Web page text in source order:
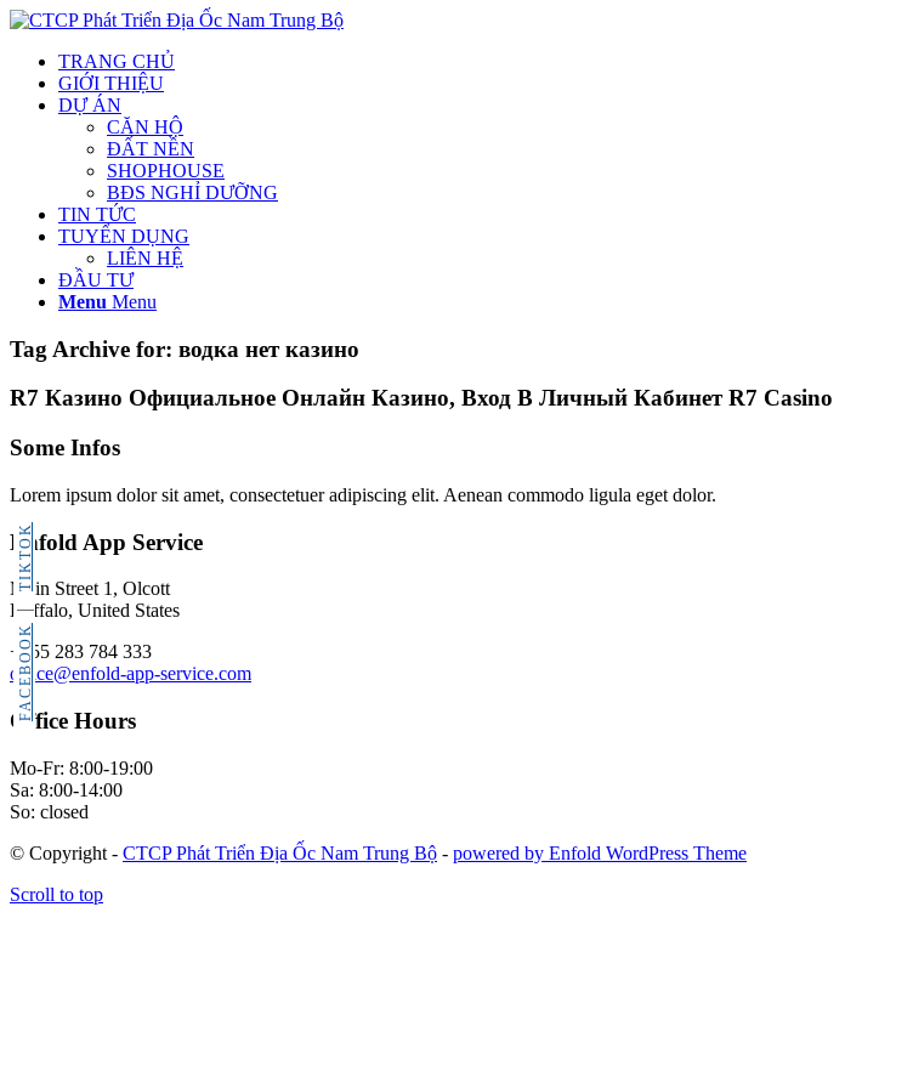
FACEBOOK
TIKTOK
TRANG CHỦ
GIỚI THIỆU
DỰ ÁN
CĂN HỘ
ĐẤT NỀN
SHOPHOUSE
BĐS NGHỈ DƯỠNG
TIN TỨC
TUYỂN DỤNG
LIÊN HỆ
ĐẦU TƯ
Menu Menu
Tag Archive for: водка нет казино
R7 Казино Официальное Онлайн Казино, Вход В Личный Кабинет R7 Casino
Some Infos
Lorem ipsum dolor sit amet, consectetuer adipiscing elit. Aenean commodo ligula eget dolor.
Enfold App Service
Main Street 1, Olcott
Buffalo, United States
+555 283 784 333
office@enfold-app-service.com
Office Hours
Mo-Fr: 8:00-19:00
Sa: 8:00-14:00
So: closed
© Copyright - CTCP Phát Triển Địa Ốc Nam Trung Bộ - powered by Enfold WordPress Theme
Scroll to top